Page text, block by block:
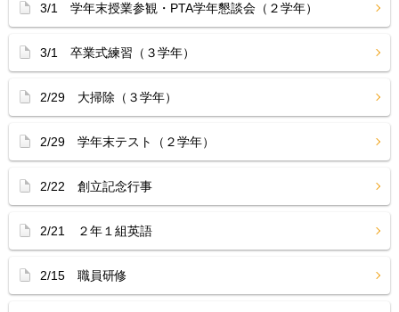
3/1 学年末授業参観・PTA学年懇談会（２学年）
3/1 卒業式練習（３学年）
2/29 大掃除（３学年）
2/29 学年末テスト（２学年）
2/22 創立記念行事
2/21 ２年１組英語
2/15 職員研修